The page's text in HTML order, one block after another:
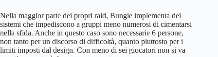
Nella maggior parte dei propri raid, Bungie implementa dei
sistemi che impediscono a gruppi meno numerosi di cimentarsi
nella sfida. Anche in questo caso sono necessarie 6 persone,
non tanto per un discorso di difficoltà, quanto piuttosto per i
limiti imposti dal design. Con meno di sei giocatori non si va